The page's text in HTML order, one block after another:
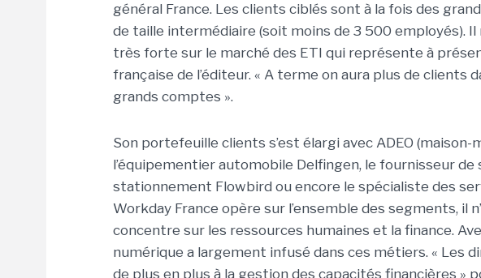
général France. Les clients ciblés sont à la fois des
de taille intermédiaire (soit moins de 3 500 employés).
très forte sur le marché des ETI qui représente à
française de l’éditeur. « A terme on aura plus de clients
grands comptes ».
Son portefeuille clients s’est élargi avec ADEO (maison-
l’équipementier automobile Delfingen, le fournisseur
stationnement Flowbird ou encore le spécialiste des
Workday France opère sur l’ensemble des segments, il
concentre sur les ressources humaines et la finance.
numérique a largement infusé dans ces métiers. « Les
de plus en plus à la gestion des capacités financières »